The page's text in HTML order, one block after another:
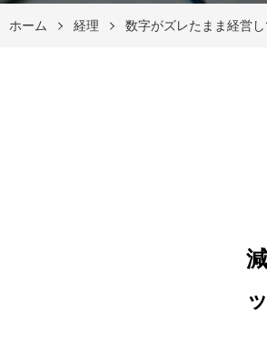
ホーム 経理 数字がズレたまま経営